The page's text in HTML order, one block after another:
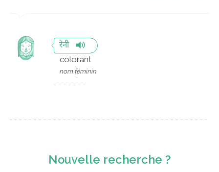
रेनी
colorant
nom féminin
Nouvelle recherche ?